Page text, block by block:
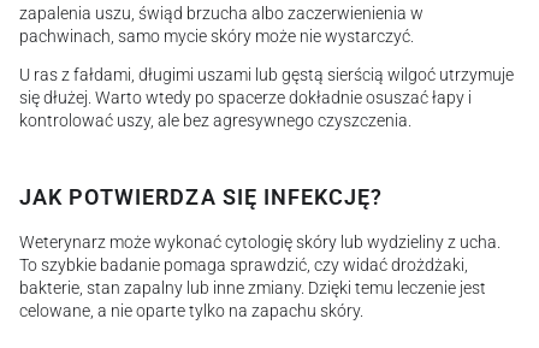
zapalenia uszu, świąd brzucha albo zaczerwienienia w
pachwinach, samo mycie skóry może nie wystarczyć.
U ras z fałdami, długimi uszami lub gęstą sierścią wilgoć utrzymuje
się dłużej. Warto wtedy po spacerze dokładnie osuszać łapy i
kontrolować uszy, ale bez agresywnego czyszczenia.
JAK POTWIERDZA SIĘ INFEKCJĘ?
Weterynarz może wykonać cytologię skóry lub wydzieliny z ucha.
To szybkie badanie pomaga sprawdzić, czy widać drożdżaki,
bakterie, stan zapalny lub inne zmiany. Dzięki temu leczenie jest
celowane, a nie oparte tylko na zapachu skóry.